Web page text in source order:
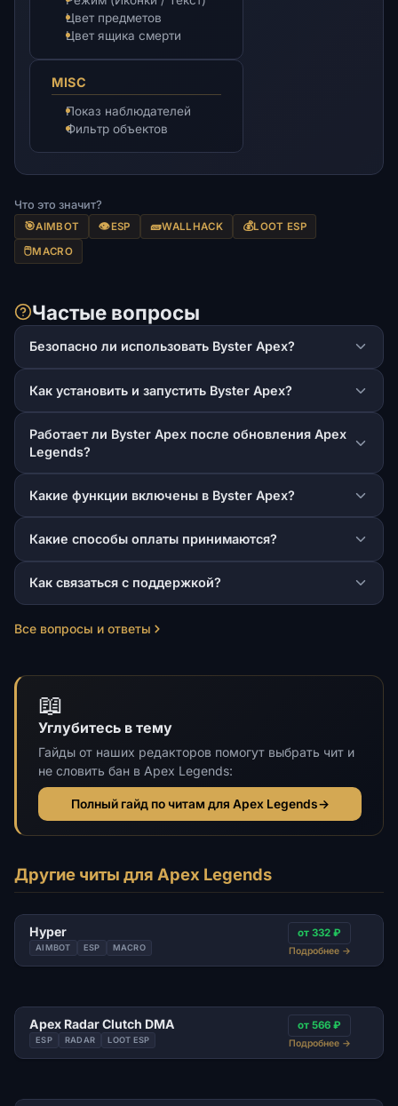
Цвет предметов
Цвет ящика смерти
MISC
Показ наблюдателей
Фильтр объектов
Что это значит?
🎯AIMBOT 👁️ESP 🧱WALLHACK 💰LOOT ESP
🖱️MACRO
Частые вопросы
Безопасно ли использовать Byster Apex?
Как установить и запустить Byster Apex?
Работает ли Byster Apex после обновления Apex
Legends?
Какие функции включены в Byster Apex?
Какие способы оплаты принимаются?
Как связаться с поддержкой?
Все вопросы и ответы
📖
Углубитесь в тему
Гайды от наших редакторов помогут выбрать чит и
не словить бан в Apex Legends:
Полный гайд по читам для Apex Legends→
Другие читы для Apex Legends
Hyper
AIMBOT ESP MACRO
от 332 ₽
Подробнее →
Apex Radar Clutch DMA
ESP RADAR LOOT ESP
от 566 ₽
Подробнее →